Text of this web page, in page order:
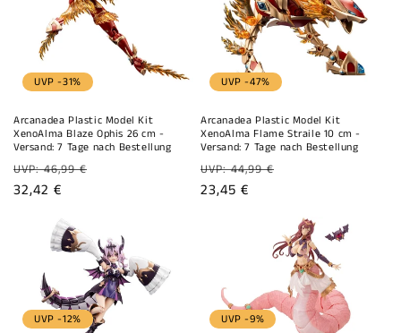
UVP -31%
Arcanadea Plastic Model Kit
XenoAlma Blaze Ophis 26 cm -
Versand: 7 Tage nach Bestellung
Normaler
Preis
UVP: 46,99 €
Verkaufspreis
32,42 €
UVP -47%
Arcanadea Plastic Model Kit
XenoAlma Flame Straile 10 cm -
Versand: 7 Tage nach Bestellung
Normaler
Preis
UVP: 44,99 €
Verkaufspreis
23,45 €
UVP -12% UVP -9%